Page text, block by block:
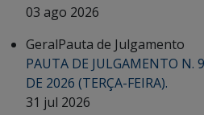
03 ago 2026
GeralPauta de Julgamento
PAUTA DE JULGAMENTO N.
DE 2026 (TERÇA-FEIRA).
31 jul 2026